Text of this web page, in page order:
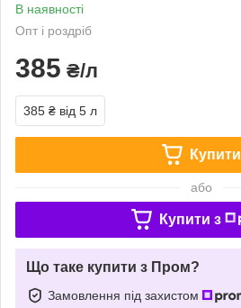
В наявності
Опт і роздріб
385 ₴/л
385 ₴ від 5 л
Купити
або
Купити з
Що таке купити з Пром?
Замовлення під захистом